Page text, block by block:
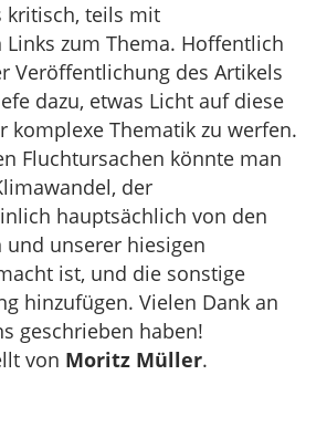
kritisch, teils mit
zum Thema. Hoffentlich
Veröffentlichung des Artikels
dazu, etwas Licht auf diese
komplexe Thematik zu werfen.
Fluchtursachen könnte man
der
hauptsächlich von den
unserer hiesigen
ist, und die sonstige
hinzufügen. Vielen Dank an
geschrieben haben!
von Moritz Müller.